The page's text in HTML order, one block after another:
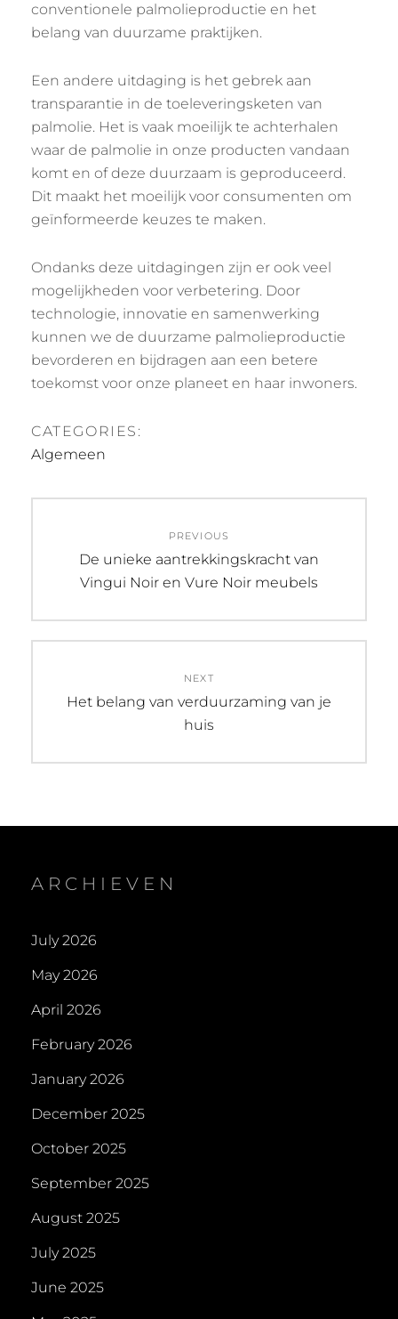
conventionele palmolieproductie en het
belang van duurzame praktijken.
Een andere uitdaging is het gebrek aan
transparantie in de toeleveringsketen van
palmolie. Het is vaak moeilijk te achterhalen
waar de palmolie in onze producten vandaan
komt en of deze duurzaam is geproduceerd.
Dit maakt het moeilijk voor consumenten om
geïnformeerde keuzes te maken.
Ondanks deze uitdagingen zijn er ook veel
mogelijkheden voor verbetering. Door
technologie, innovatie en samenwerking
kunnen we de duurzame palmolieproductie
bevorderen en bijdragen aan een betere
toekomst voor onze planeet en haar inwoners.
CATEGORIES:
Algemeen
navigation
PREVIOUS
Previous
post:
De unieke aantrekkingskracht van
Vingui Noir en Vure Noir meubels
NEXT
Next
Het belang van verduurzaming van je
huis
ARCHIEVEN
July 2026
May 2026
April 2026
February 2026
January 2026
December 2025
October 2025
September 2025
August 2025
July 2025
June 2025